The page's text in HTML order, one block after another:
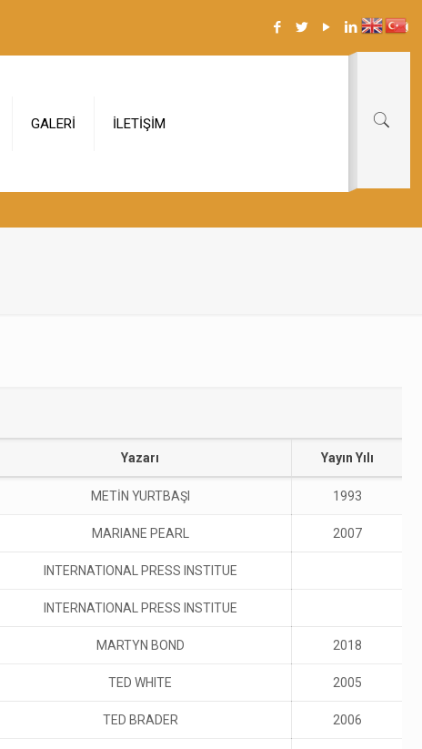
GALERİ İLETİŞİM
Yazarı Yayın Yılı
METİN YURTBAŞI 1993
MARIANE PEARL 2007
INTERNATIONAL PRESS INSTITUE
INTERNATIONAL PRESS INSTITUE
MARTYN BOND 2018
TED WHITE 2005
TED BRADER 2006